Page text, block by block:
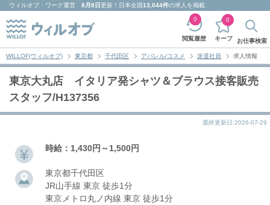
ウィルオブ・ワーク運営 8月8日更新！日本全国13,044件の求人を掲載
閲覧履歴
0
キープ
0
お仕事検索
WILLOF(ウィルオブ) 東京都 千代田区 アパレル/コスメ 派遣社員 求人情報
東京大丸店 イタリア発シャツ＆ブラウス接客販売
スタッフ/H137356
最終更新日:2026-07-29
時給：1,430円～1,500円
東京都千代田区
JR山手線 東京 徒歩1分
東京メトロ丸ノ内線 東京 徒歩1分